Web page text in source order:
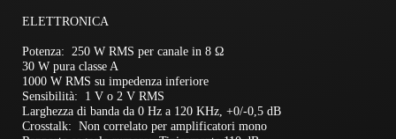
ELETTRONICA
Potenza: 250 W RMS per canale in 8 Ω
30 W pura classe A
1000 W RMS su impedenza inferiore
Sensibilità: 1 V o 2 V RMS
Larghezza di banda da 0 Hz a 120 KHz, +0/-0,5 dB
Crosstalk: Non correlato per amplificatori mono